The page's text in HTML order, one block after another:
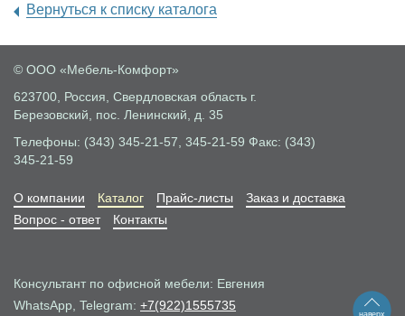
Вернуться к списку каталога
© ООО «Мебель-Комфорт»
623700, Россия, Свердловская область г.
Березовский, пос. Ленинский, д. 35
Телефоны: (343) 345-21-57, 345-21-59 Факс: (343)
345-21-59
О компании Каталог Прайс-листы
Заказ и доставка
Вопрос - ответ
Контакты
Консультант по офисной мебели: Евгения
WhatsApp, Telegram: +7(922)1555735
наверх